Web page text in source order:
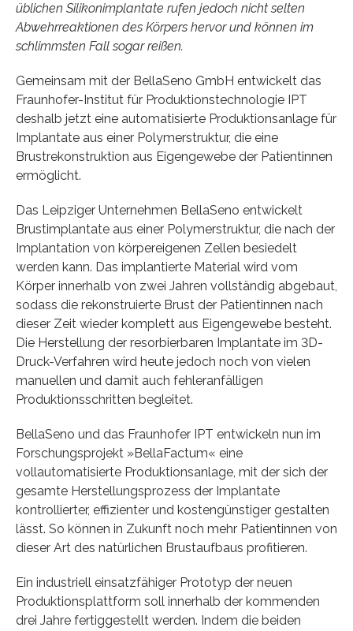
üblichen Silikonimplantate rufen jedoch nicht selten
Abwehrreaktionen des Körpers hervor und können im
schlimmsten Fall sogar reißen.
Gemeinsam mit der BellaSeno GmbH entwickelt das
Fraunhofer-Institut für Produktionstechnologie IPT
deshalb jetzt eine automatisierte Produktionsanlage für
Implantate aus einer Polymerstruktur, die eine
Brustrekonstruktion aus Eigengewebe der Patientinnen
ermöglicht.
Das Leipziger Unternehmen BellaSeno entwickelt
Brustimplantate aus einer Polymerstruktur, die nach der
Implantation von körpereigenen Zellen besiedelt
werden kann. Das implantierte Material wird vom
Körper innerhalb von zwei Jahren vollständig abgebaut,
sodass die rekonstruierte Brust der Patientinnen nach
dieser Zeit wieder komplett aus Eigengewebe besteht.
Die Herstellung der resorbierbaren Implantate im 3D-
Druck-Verfahren wird heute jedoch noch von vielen
manuellen und damit auch fehleranfälligen
Produktionsschritten begleitet.
BellaSeno und das Fraunhofer IPT entwickeln nun im
Forschungsprojekt »BellaFactum« eine
vollautomatisierte Produktionsanlage, mit der sich der
gesamte Herstellungsprozess der Implantate
kontrollierter, effizienter und kostengünstiger gestalten
lässt. So können in Zukunft noch mehr Patientinnen von
dieser Art des natürlichen Brustaufbaus profitieren.
Ein industriell einsatzfähiger Prototyp der neuen
Produktionsplattform soll innerhalb der kommenden
drei Jahre fertiggestellt werden. Indem die beiden